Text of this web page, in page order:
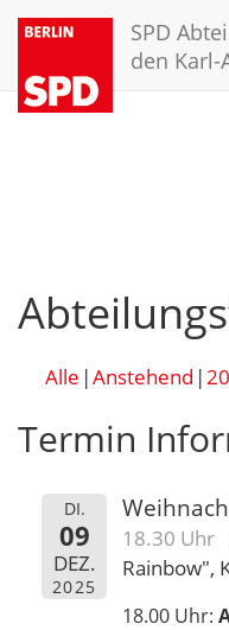
SPD
den Karl-
Alle Anstehend
Termin
DI.
09
DEZ.
2025
18.30 Uhr
Rainbow",
18.00 Uhr: